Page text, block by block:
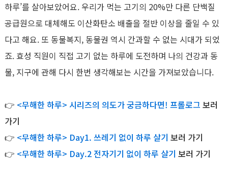
하루’를 살아보았어요. 우리가 먹는 고기의 20%만 다른 단백질
공급원으로 대체해도 이산화탄소 배출을 절반 이상을 줄일 수 있
다고 해요. 또 동물복지, 동물권 역시 간과할 수 없는 시대가 되었
죠. 효성 직원이 직접 고기 없는 하루에 도전하며 나의 건강과 동
물, 지구에 관해 다시 한번 생각해보는 시간을 가져보았습니다.
👉 <무해한 하루> 시리즈의 의도가 궁금하다면! 프롤로그 보러
가기
👉 <무해한 하루> Day1. 쓰레기 없이 하루 살기 보러 가기
👉 <무해한 하루> Day.2 전자기기 없이 하루 살기 보러 가기